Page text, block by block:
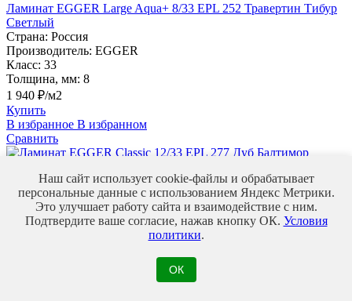
Ламинат EGGER Large Aqua+ 8/33 EPL 252 Травертин Тибур
Светлый
Страна: Россия
Производитель: EGGER
Класс: 33
Толщина, мм: 8
1 940 ₽/м2
Купить
В избранное В избранном
Сравнить
класс
Новинка
Ламинат EGGER Classic 12/33 EPL 277 Дуб Балтимор Белый
Наш сайт использует cookie-файлы и обрабатывает
персональные данные с использованием Яндекс Метрики.
Это улучшает работу сайта и взаимодействие с ним.
Подтвердите ваше согласие, нажав кнопку ОК. Условия
политики.
ОК